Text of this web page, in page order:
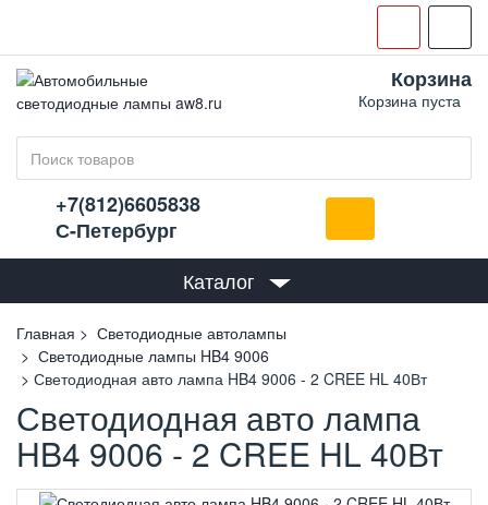
Корзина
Корзина пуста
+7(812)6605838
С-Петербург
Каталог
Главная
Светодиодные автолампы
Светодиодные лампы HB4 9006
Светодиодная авто лампа HB4 9006 - 2 CREE HL 40Вт
Светодиодная авто лампа
HB4 9006 - 2 CREE HL 40Вт